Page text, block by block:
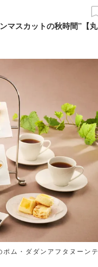
マスカットの秋時間”【丸
ム・ダダンアフタヌーンテ